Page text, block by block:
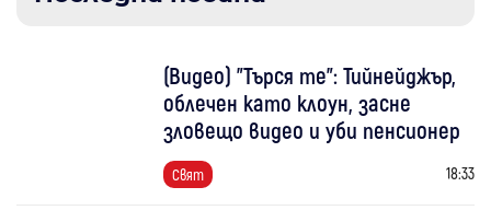
(Видео) "Търся те": Тийнейджър,
облечен като клоун, засне
зловещо видео и уби пенсионер
Свят 18:33